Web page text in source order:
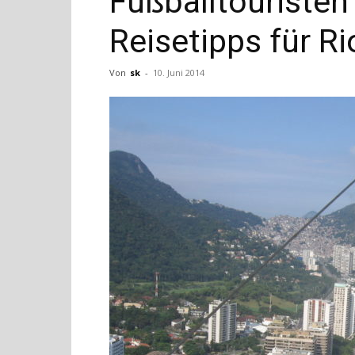
Reisetipps für
Von sk - 10. Juni 2014